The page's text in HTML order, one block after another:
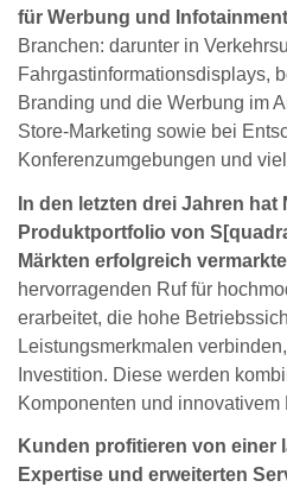
für Werbung und
Branchen: darunter in
Fahrgastinformationsdisplays,
Branding und die Werbung im
Store-Marketing sowie bei
Konferenzumgebungen und
In den letzten drei Jahren hat
Produktportfolio von
Märkten erfolgreich
hervorragenden Ruf für
erarbeitet, die hohe
Leistungsmerkmalen
Investition. Diese werden
Komponenten und
Kunden profitieren von einer
Expertise und erweiterten